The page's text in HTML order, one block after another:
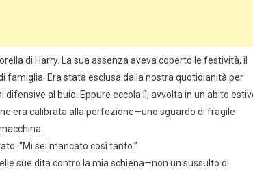
di Harry. La sua assenza aveva coperto le festività, il
famiglia. Era stata esclusa dalla nostra quotidianità per
al buio. Eppure eccola lì, avvolta in un abito
era calibrata alla perfezione—uno sguardo di fragile
“Mi sei mancato così tanto.”
sue dita contro la mia schiena—non un sussulto di